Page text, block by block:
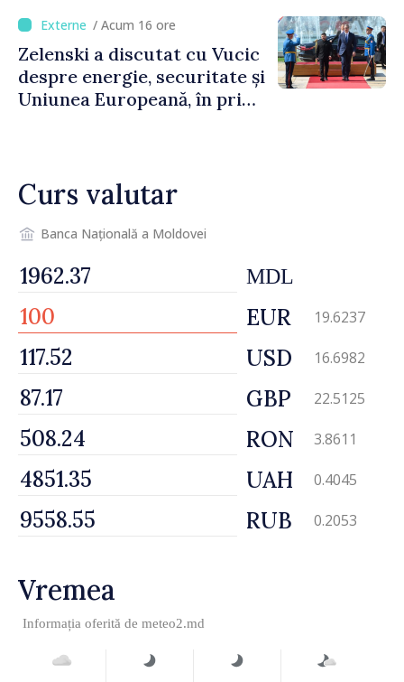
cetățenii să reducă
consumul în orele de vârf
/ Acum 16 ore
Zelenski a discutat cu Vucic
despre energie, securitate și
Uniunea Europeană, în prima
Curs valutar
Banca Națională a Moldovei
MDL
EUR 19.6237
USD 16.6982
GBP 22.5125
RON 3.8611
UAH 0.4045
RUB 0.2053
Vremea
Informația oferită de meteo2.md